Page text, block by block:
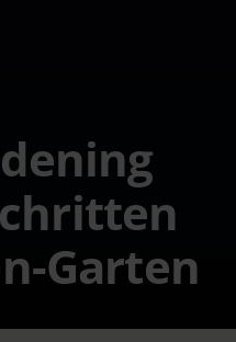
Garten